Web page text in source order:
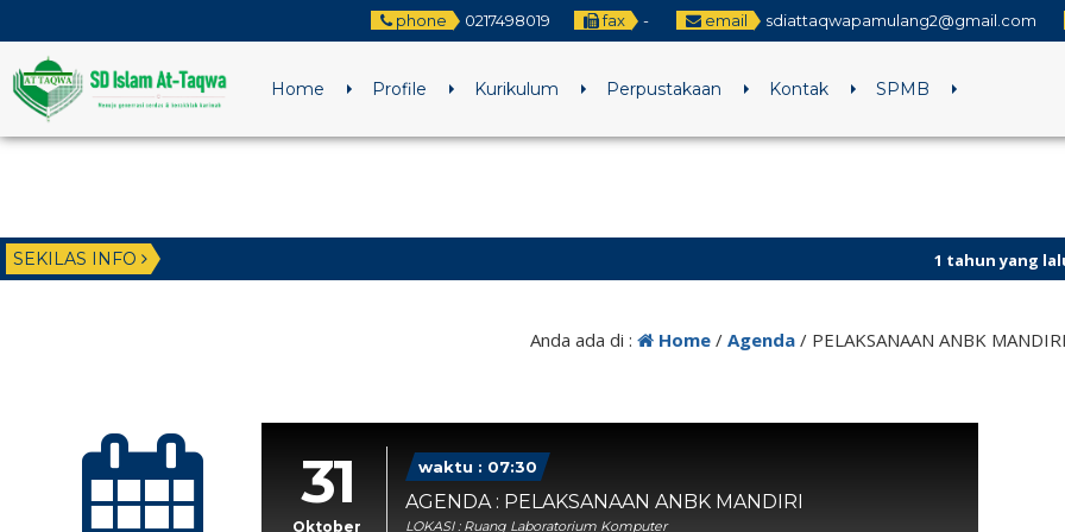
phone 0217498019 fax - email sdiattaqwapamulang2@gmail.com
Home Profile Kurikulum Perpustakaan Kontak SPMB
SEKILAS INFO 1 tahun yang lalu/ Selamat
Anda ada di : Home / Agenda / PELAKSANAAN ANBK MANDIRI
31
Oktober
waktu : 07:30
AGENDA : PELAKSANAAN ANBK MANDIRI
LOKASI : Ruang Laboratorium Komputer